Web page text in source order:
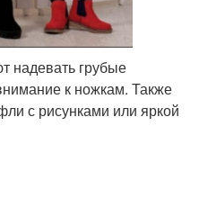
надевать грубые
к ножкам. Также
с рисунками или яркой